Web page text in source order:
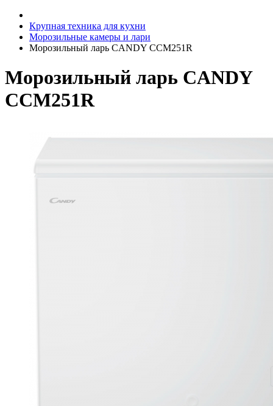
Крупная техника для кухни
Морозильные камеры и лари
Морозильный ларь CANDY CCM251R
Морозильный ларь CANDY
CCM251R